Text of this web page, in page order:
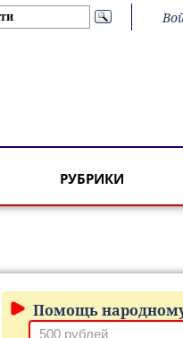
РУБРИКИ
Помощь